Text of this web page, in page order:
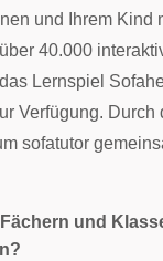
und Ihrem Kind
40.000
Lernspiel
Verfügung. Durch
sofatutor
und